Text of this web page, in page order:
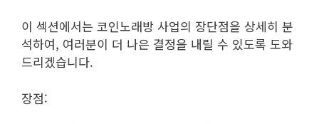
이 섹션에서는 코인노래방 사업의 장단점을 상세히 분
석하여, 여러분이 더 나은 결정을 내릴 수 있도록 도와
드리겠습니다.
장점: